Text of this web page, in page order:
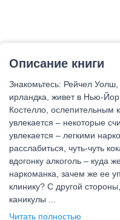
Описание книги
Знакомьтесь: Рейчел Уолш,
ирландка, живет в Нью-
Костелло, ослепительным
увлекается – некоторые
увлекается – легкими
расслабиться, чуть-чуть
вдогонку алкоголь – куда
наркоманка, зачем же ее
клинику? С другой
каникулы ...
Читать полностью